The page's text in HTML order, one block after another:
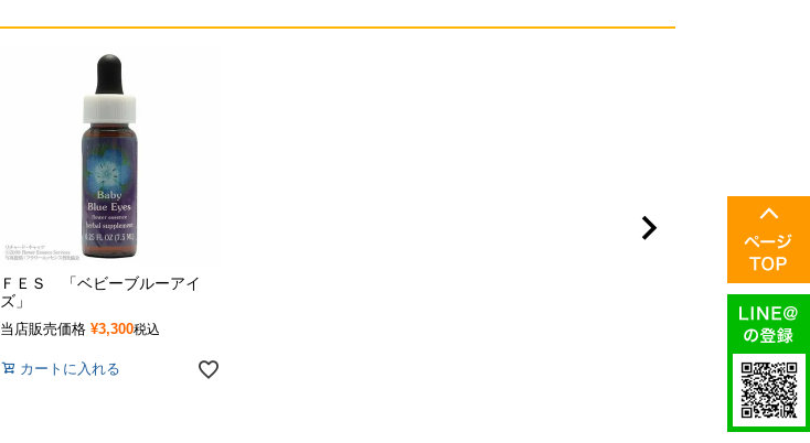
ＦＥＳ 「ベビーブルーアイ
ズ」
当店販売価格 ¥3,300税込
カートに入れる